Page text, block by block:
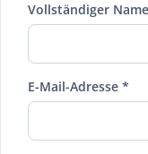
Vollständiger
E-Mail-Adresse *